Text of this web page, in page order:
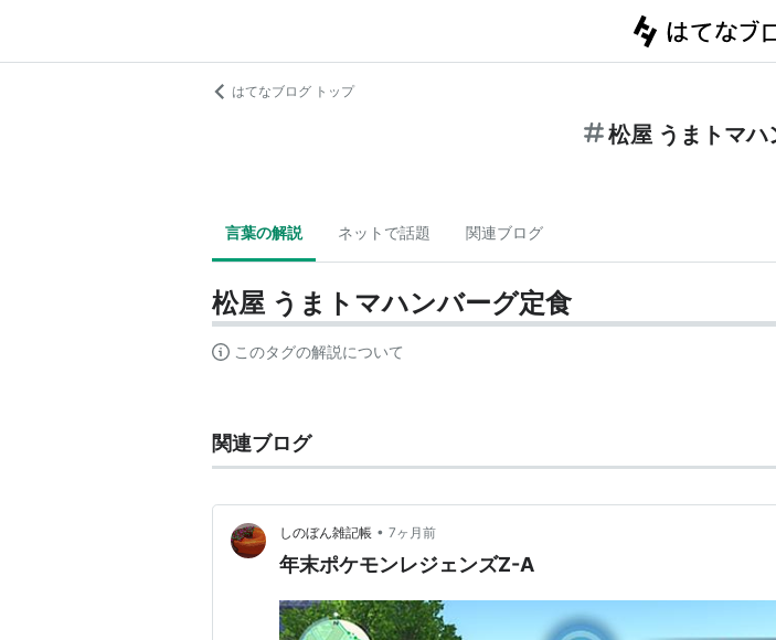
はてなブログ トップ
松屋 うまトマハ
言葉の解説 ネットで話題 関連ブログ
松屋 うまトマハンバーグ定食
このタグの解説について
関連ブログ
しのぼん雑記帳 • 7ヶ月前
年末ポケモンレジェンズZ-A